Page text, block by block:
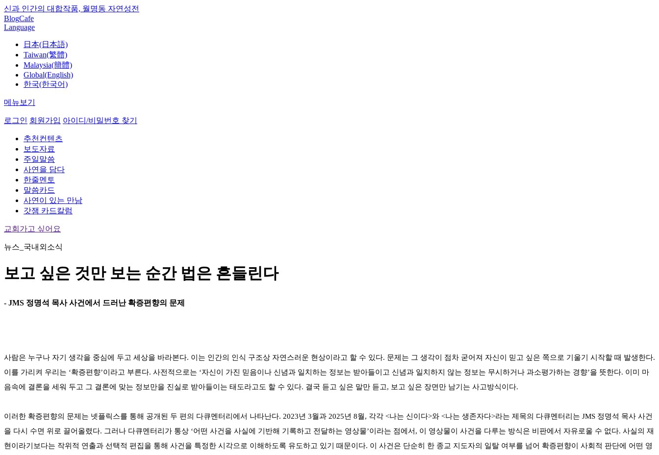
신과 인간의 대합작품, 월명동 자연성전
BlogCafe
Language
日本(日本語)
Taiwan(繁體)
Malaysia(簡體)
Global(English)
한국(한국어)
메뉴보기
로그인 회원가입 아이디/비밀번호 찾기
추천컨텐츠
보도자료
주일말씀
사연을 담다
한줄멘토
말씀카드
사연이 있는 만남
갓잼 카드칼럼
교회가고 싶어요
뉴스_국내외소식
보고 싶은 것만 보는 순간 법은 흔들린다
- JMS 정명석 목사 사건에서 드러난 확증편향의 문제
사람은 누구나 자기 생각을 중심에 두고 세상을 바라본다. 이는 인간의 인식 구조상 자연스러운 현상이라고 할 수 있다. 문제는 그 생각이 점차 굳어져 자신이 믿고 싶은 쪽으로 기울기 시작할 때 발생한다.
이를 가리켜 우리는 ‘확증편향’이라고 부른다. 사전적으로는 ‘자신이 가진 믿음이나 신념과 일치하는 정보는 받아들이고 신념과 일치하지 않는 정보는 무시하거나 과소평가하는 경향’을 뜻한다. 이미 마
음속에 결론을 세워 두고 그 결론에 맞는 정보만을 진실로 받아들이는 태도라고도 할 수 있다. 결국 듣고 싶은 말만 듣고, 보고 싶은 장면만 남기는 사고방식이다.
이러한 확증편향의 문제는 넷플릭스를 통해 공개된 두 편의 다큐멘터리에서 나타난다. 2023년 3월과 2025년 8월, 각각 <나는 신이다>와 <나는 생존자다>라는 제목의 다큐멘터리는 JMS 정명석 목사 사건
을 다시 수면 위로 끌어올렸다. 그러나 다큐멘터리가 통상 ‘어떤 사건을 사실에 기반해 기록하고 전달하는 영상물’이라는 점에서, 이 영상물이 사건을 다루는 방식은 비판에서 자유로울 수 없다. 사실의 재
현이라기보다는 작위적 연출과 선택적 편집을 통해 사건을 특정한 시각으로 이해하도록 유도하고 있기 때문이다. 이 사건은 단순히 한 종교 지도자의 일탈 여부를 넘어 확증편향이 사회적 판단에 어떤 영